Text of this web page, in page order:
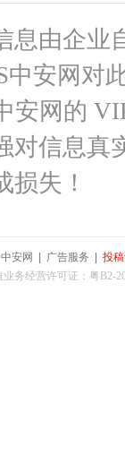
息由企业
中安网对
安网的
对信息真
失！
安网 广告服务
投
业务经营许可证：粤